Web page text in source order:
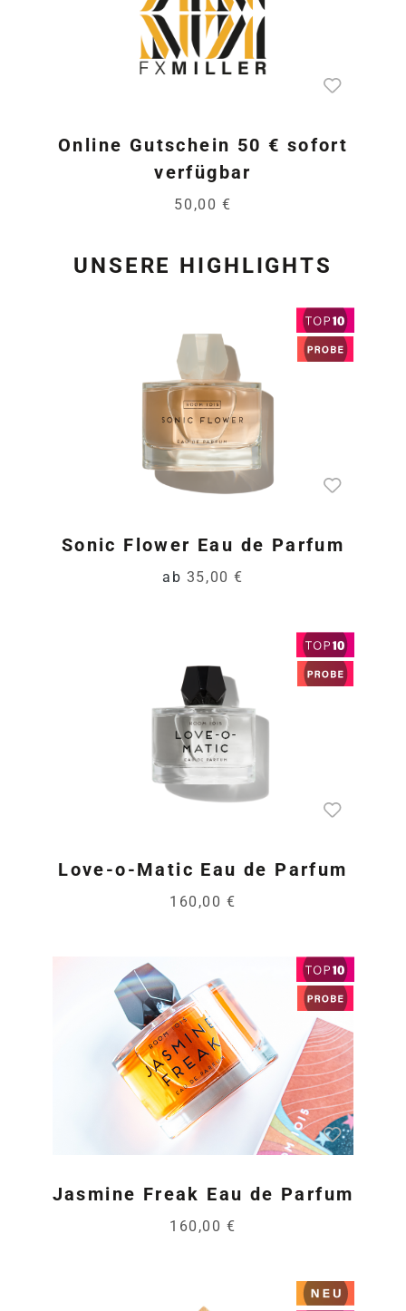
Online Gutschein 50 € sofort
verfügbar
50,00 €
UNSERE HIGHLIGHTS
Sonic Flower Eau de Parfum
ab 35,00 €
Love-o-Matic Eau de Parfum
160,00 €
Jasmine Freak Eau de Parfum
160,00 €